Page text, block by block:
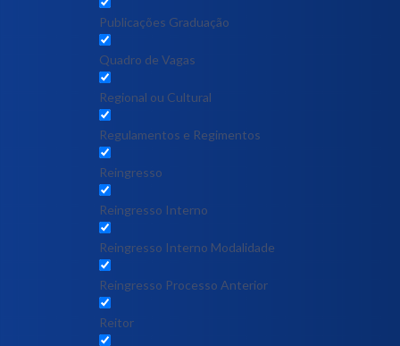
Publicações Graduação
Quadro de Vagas
Regional ou Cultural
Regulamentos e Regimentos
Reingresso
Reingresso Interno
Reingresso Interno Modalidade
Reingresso Processo Anterior
Reitor